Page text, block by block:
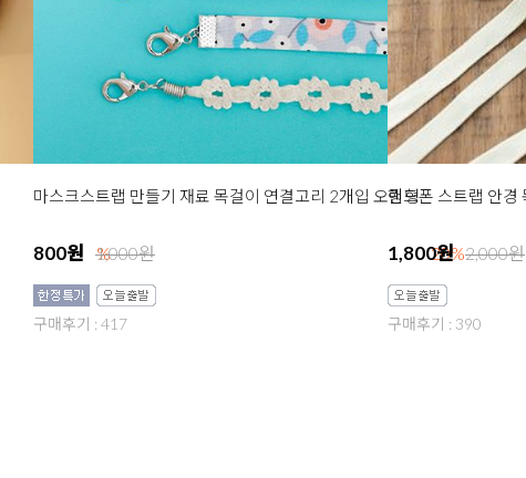
%
마스크스트랩 만들기 재료 목걸이 연결고리 2개입 오링형
800원 1,000원 20%
구매후기 : 417
1,800원 2,000원
구매후기 : 390